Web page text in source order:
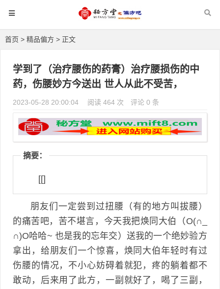
首页 > 精品偏方 > 正文
学到了（治疗腰伤的药膏）治疗腰损伤的中
药，伤腰妙方今送出 世人从此不受苦，
2023-05-28 20:00:04 阅读 464 次 评论 0 条
摘要：
[[]
朋友们一定尝到过扭腰（有的地方叫拔腰）
的痛苦吧，苦不堪言，今天我把焕同大伯（O(∩_
∩)O哈哈~ 也是我的忘年交）送我的一个绝妙验方
拿出，给朋友们一个惊喜，焕同大伯年轻时有过
伤腰的情况，不小心妨碍着就犯，疼的躺着都不
敢动，后来用了此方，一副就好了，喝了三副，